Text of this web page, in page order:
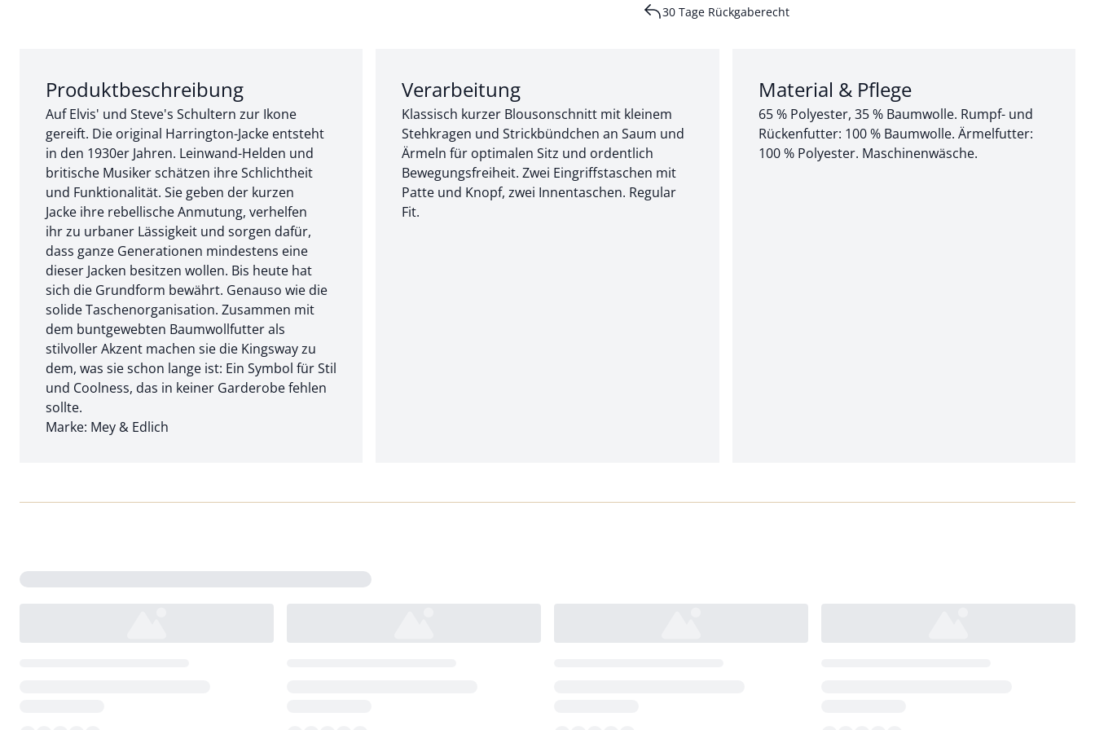
30 Tage Rückgaberecht
Abschnitt 1 von 3:
Produktbeschreibung
Auf Elvis' und Steve's Schultern zur Ikone
gereift. Die original Harrington-Jacke entsteht
in den 1930er Jahren. Leinwand-Helden und
britische Musiker schätzen ihre Schlichtheit
und Funktionalität. Sie geben der kurzen
Jacke ihre rebellische Anmutung, verhelfen
ihr zu urbaner Lässigkeit und sorgen dafür,
dass ganze Generationen mindestens eine
dieser Jacken besitzen wollen. Bis heute hat
sich die Grundform bewährt. Genauso wie die
solide Taschenorganisation. Zusammen mit
dem buntgewebten Baumwollfutter als
stilvoller Akzent machen sie die Kingsway zu
dem, was sie schon lange ist: Ein Symbol für Stil
und Coolness, das in keiner Garderobe fehlen
sollte.
Marke: Mey & Edlich
Abschnitt 2 von 3:
Verarbeitung
Klassisch kurzer Blousonschnitt mit kleinem
Stehkragen und Strickbündchen an Saum und
Ärmeln für optimalen Sitz und ordentlich
Bewegungsfreiheit. Zwei Eingriffstaschen mit
Patte und Knopf, zwei Innentaschen. Regular
Fit.
Abschnitt 3 von 3:
Material & Pflege
65 % Polyester, 35 % Baumwolle. Rumpf- und
Rückenfutter: 100 % Baumwolle. Ärmelfutter:
100 % Polyester. Maschinenwäsche.